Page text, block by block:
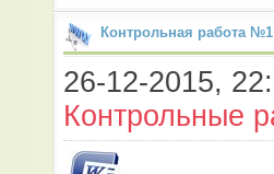
Контрольная работа №1
26-12-2015,
Контрольные